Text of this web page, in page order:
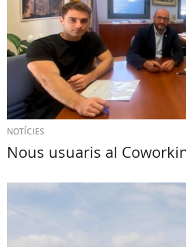
NOTÍCIES
Nous usuaris al